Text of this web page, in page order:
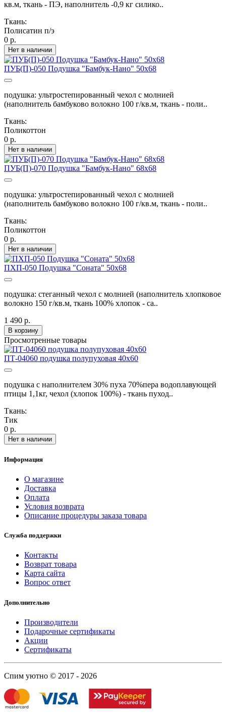
кв.м, ткань - ПЭ, наполнитель -0,9 кг силико..
Ткань:
Полисатин п/э
0 р.
Нет в наличии
ПУБ(П)-050 Подушка "Бамбук-Нано" 50х68
подушка: ультростепированный чехол с молнией
(наполнитель бамбуково волокно 100 г/кв.м, ткань - поли..
Ткань:
Поликоттон
0 р.
Нет в наличии
ПУБ(П)-070 Подушка "Бамбук-Нано" 68х68
подушка: ультростепированный чехол с молнией
(наполнитель бамбуково волокно 100 г/кв.м, ткань - поли..
Ткань:
Поликоттон
0 р.
Нет в наличии
ПХП-050 Подушка "Соната" 50х68
подушка: стеганный чехол с молнией (наполнитель хлопковое
волокно 150 г/кв.м, ткань 100% хлопок - са..
1 490 р.
В корзину
Просмотренные товары
ПТ-04060 подушка полупуховая 40х60
подушка с наполнителем 30% пуха 70%пера водоплавующей
птицы 1,1кг, чехол (хлопок 100%) - ткань пуход..
Ткань:
Тик
0 р.
Нет в наличии
Информация
О магазине
Доставка
Оплата
Условия возврата
Описание процедуры заказа товара
Служба поддержки
Контакты
Возврат товара
Карта сайта
Вопрос ответ
Дополнительно
Производители
Подарочные сертификаты
Акции
Сертификаты
Спим уютно © 2017 - 2026